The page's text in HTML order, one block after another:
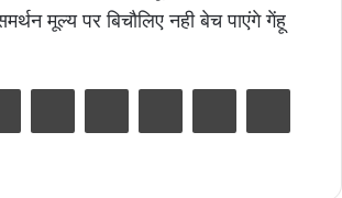
मूल्य पर बिचौलिए नही बेच पाएंगे गेंहू